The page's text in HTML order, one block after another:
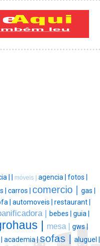
| móveis | agencia | fotos |
| carros | comercio |
gas |
| automoveis | restaurant |
| bebes | guia |
| mesa | gws |
academia |sofas | aluguel |